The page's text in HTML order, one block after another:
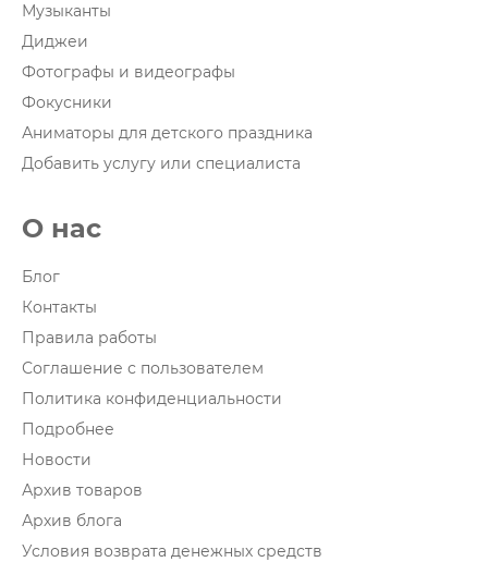
Музыканты
Диджеи
Фотографы и видеографы
Фокусники
Аниматоры для детского праздника
Добавить услугу или специалиста
О нас
Блог
Контакты
Правила работы
Соглашение с пользователем
Политика конфиденциальности
Подробнее
Новости
Архив товаров
Архив блога
Условия возврата денежных средств